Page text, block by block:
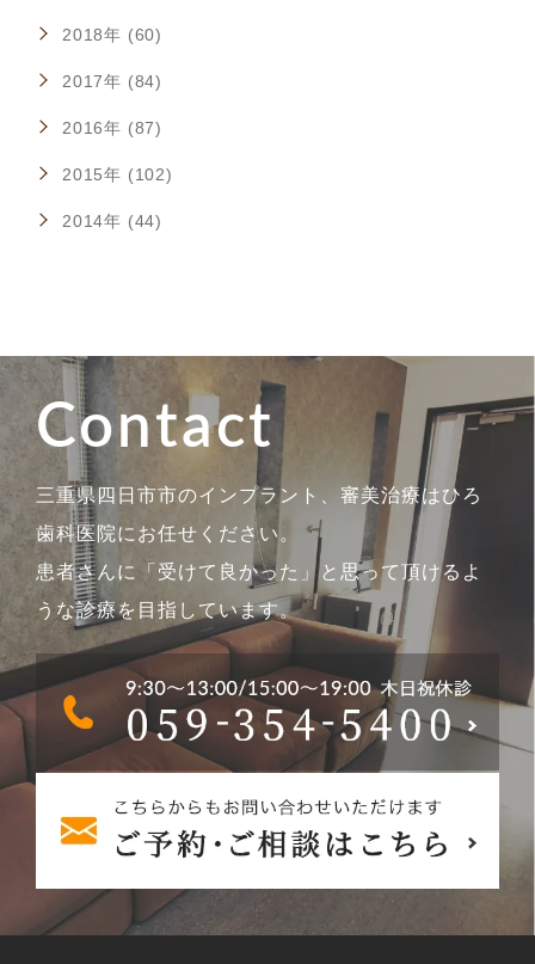
2018年 (60)
2017年 (84)
2016年 (87)
2015年 (102)
2014年 (44)
Contact
三重県四日市市のインプラント、審美治療はひろ
歯科医院にお任せください。
患者さんに「受けて良かった」と思って頂けるよ
うな診療を目指しています。